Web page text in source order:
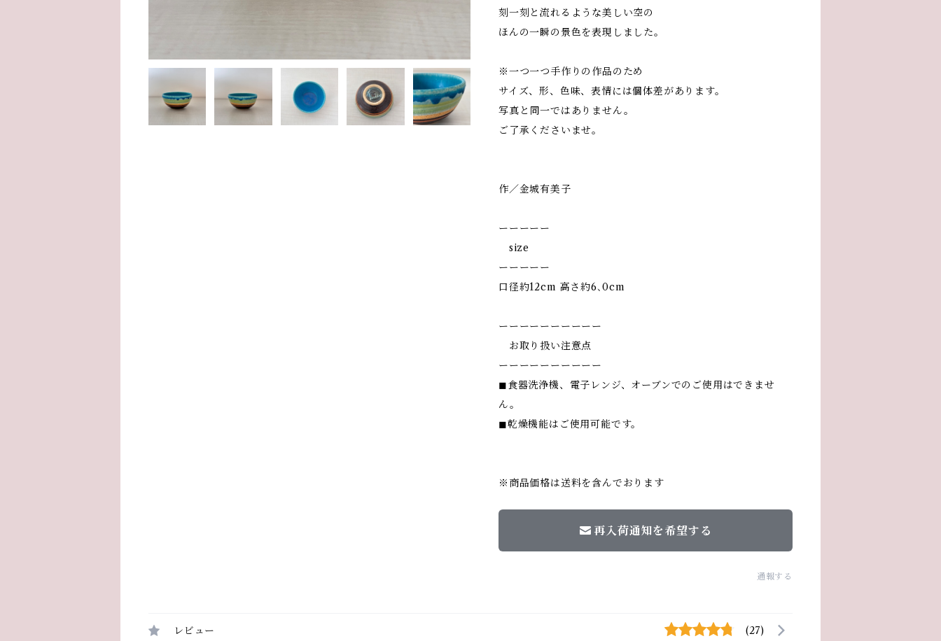
刻一刻と流れるような美しい空の
ほんの一瞬の景色を表現しました。
※一つ一つ手作りの作品のため
サイズ、形、色味、表情には個体差があります。
写真と同一ではありません。
ご了承くださいませ。
作／金城有美子
ーーーーー
size
ーーーーー
口径約12cm 高さ約6､0cm
ーーーーーーーーーー
お取り扱い注意点
ーーーーーーーーーー
◼︎食器洗浄機、電子レンジ、オーブンでのご使用はできませ
ん。
◼︎乾燥機能はご使用可能です。
※商品価格は送料を含んでおります
再入荷通知を希望する
通報する
レビュー (27)